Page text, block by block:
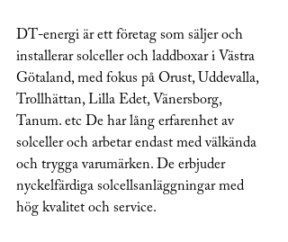
DT-energi är ett företag som säljer och
installerar solceller och laddboxar i Västra
Götaland, med fokus på Orust, Uddevalla,
Trollhättan, Lilla Edet, Vänersborg,
Tanum. etc De har lång erfarenhet av
solceller och arbetar endast med välkända
och trygga varumärken. De erbjuder
nyckelfärdiga solcellsanläggningar med
hög kvalitet och service.